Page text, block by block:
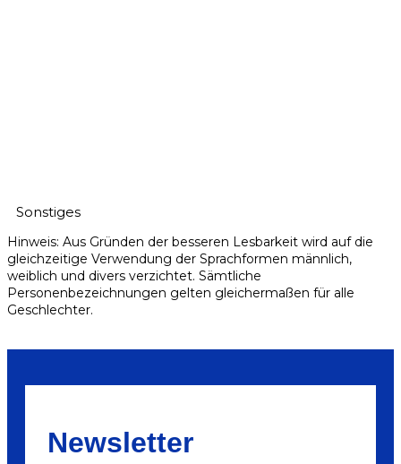
Sonstiges
Hinweis: Aus Gründen der besseren Lesbarkeit wird auf die
gleichzeitige Verwendung der Sprachformen männlich,
weiblich und divers verzichtet. Sämtliche
Personenbezeichnungen gelten gleichermaßen für alle
Geschlechter.